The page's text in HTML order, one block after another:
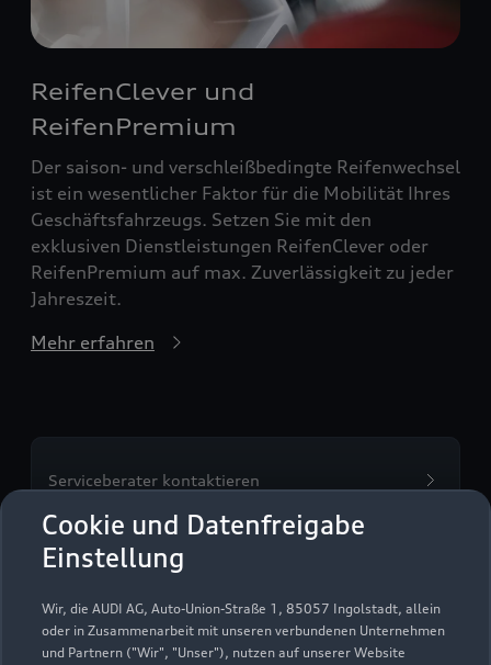
Cookie und Datenfreigabe
Einstellung
Wir, die AUDI AG, Auto-Union-Straße 1, 85057 Ingolstadt, allein
oder in Zusammenarbeit mit unseren verbundenen Unternehmen
und Partnern ("Wir", "Unser"), nutzen auf unserer Website
ReifenClever und
ReifenPremium
Der saison- und verschleißbedingte Reifenwechsel
ist ein wesentlicher Faktor für die Mobilität Ihres
Geschäftsfahrzeugs. Setzen Sie mit den
exklusiven Dienstleistungen ReifenClever oder
ReifenPremium auf max. Zuverlässigkeit zu jeder
Jahreszeit.
Mehr erfahren
Serviceberater kontaktieren